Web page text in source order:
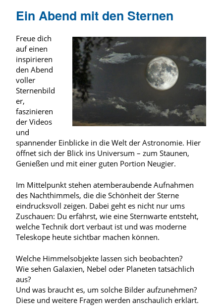
Ein Abend mit den Sternen
Freue dich
auf einen
inspirieren
den Abend
voller
Sternenbild
er,
faszinieren
der Videos
und
spannender Einblicke in die Welt der Astronomie. Hier
öffnet sich der Blick ins Universum – zum Staunen,
Genießen und mit einer guten Portion Neugier.
Im Mittelpunkt stehen atemberaubende Aufnahmen
des Nachthimmels, die die Schönheit der Sterne
eindrucksvoll zeigen. Dabei geht es nicht nur ums
Zuschauen: Du erfährst, wie eine Sternwarte entsteht,
welche Technik dort verbaut ist und was moderne
Teleskope heute sichtbar machen können.
Welche Himmelsobjekte lassen sich beobachten?
Wie sehen Galaxien, Nebel oder Planeten tatsächlich
aus?
Und was braucht es, um solche Bilder aufzunehmen?
Diese und weitere Fragen werden anschaulich erklärt.